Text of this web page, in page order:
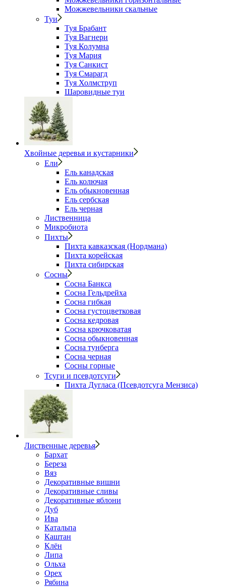
Можжевельники скальные
Туи
Туя Брабант
Туя Вагнери
Туя Колумна
Туя Мария
Туя Санкист
Туя Смарагд
Туя Холмструп
Шаровидные туи
Хвойные деревья и кустарники
Ели
Ель канадская
Ель колючая
Ель обыкновенная
Ель сербская
Ель черная
Лиственница
Микробиота
Пихты
Пихта кавказская (Нордмана)
Пихта корейская
Пихта сибирская
Сосны
Сосна Банкса
Сосна Гельдрейха
Сосна гибкая
Сосна густоцветковая
Сосна кедровая
Сосна крючковатая
Сосна обыкновенная
Сосна тунберга
Сосна черная
Сосны горные
Тсуги и псевдотсуги
Пихта Дугласа (Псевдотсуга Мензиса)
Лиственные деревья
Бархат
Береза
Вяз
Декоративные вишни
Декоративные сливы
Декоративные яблони
Дуб
Ива
Катальпа
Каштан
Клён
Липа
Ольха
Орех
Рябина